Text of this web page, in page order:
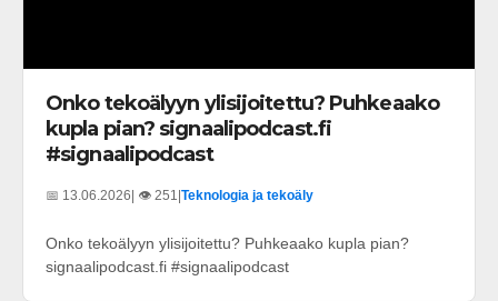
Onko tekoälyyn ylisijoitettu? Puhkeaako
kupla pian? signaalipodcast.fi
#signaalipodcast
📅 13.06.2026 | 👁️ 251 Teknologia ja tekoäly
Onko tekoälyyn ylisijoitettu? Puhkeaako kupla pian?
signaalipodcast.fi #signaalipodcast